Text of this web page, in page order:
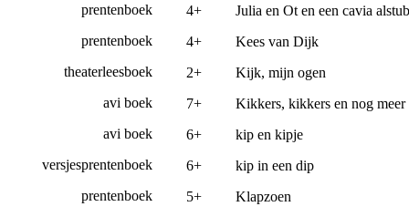
prentenboek
prentenboek
theaterleesboek
avi boek
avi boek
versjesprentenboek
prentenboek
4+
4+
2+
7+
6+
6+
5+
Julia en Ot en een cavia
Kees van Dijk
Kijk, mijn ogen
Kikkers, kikkers en nog
kip en kipje
kip in een dip
Klapzoen